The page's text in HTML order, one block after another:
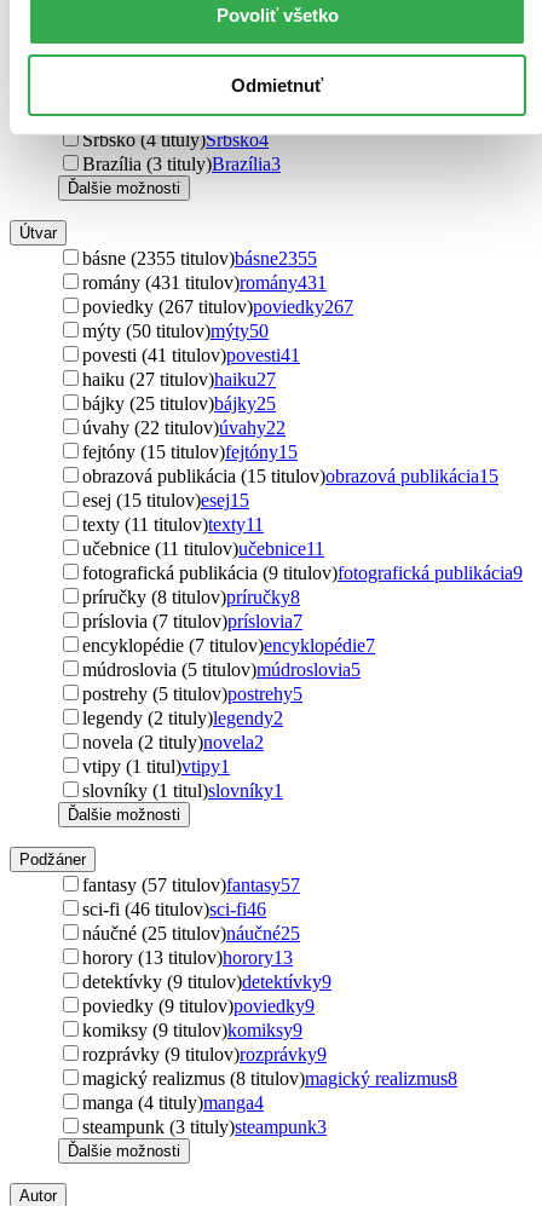
Povoliť všetko
Odmietnuť
Chorvátsko (5 titulov)Chorvátsko
Jamajka (5 titulov)Jamajka5
Afganistan (4 tituly)Afganistan4
Rumunsko (4 tituly)Rumunsko4
Srbsko (4 tituly)Srbsko4
Brazília (3 tituly)Brazília3
Ďalšie možnosti
Útvar
básne (2355 titulov)básne2355
romány (431 titulov)romány431
poviedky (267 titulov)poviedky267
mýty (50 titulov)mýty50
povesti (41 titulov)povesti41
haiku (27 titulov)haiku27
bájky (25 titulov)bájky25
úvahy (22 titulov)úvahy22
fejtóny (15 titulov)fejtóny15
obrazová publikácia (15 titulov)obrazová publikácia15
esej (15 titulov)esej15
texty (11 titulov)texty11
učebnice (11 titulov)učebnice11
fotografická publikácia (9 titulov)fotografická publikácia9
príručky (8 titulov)príručky8
príslovia (7 titulov)príslovia7
encyklopédie (7 titulov)encyklopédie7
múdroslovia (5 titulov)múdroslovia5
postrehy (5 titulov)postrehy5
legendy (2 tituly)legendy2
novela (2 tituly)novela2
vtipy (1 titul)vtipy1
slovníky (1 titul)slovníky1
Ďalšie možnosti
Podžáner
fantasy (57 titulov)fantasy57
sci-fi (46 titulov)sci-fi46
náučné (25 titulov)náučné25
horory (13 titulov)horory13
detektívky (9 titulov)detektívky9
poviedky (9 titulov)poviedky9
komiksy (9 titulov)komiksy9
rozprávky (9 titulov)rozprávky9
magický realizmus (8 titulov)magický realizmus8
manga (4 tituly)manga4
steampunk (3 tituly)steampunk3
Ďalšie možnosti
Autor